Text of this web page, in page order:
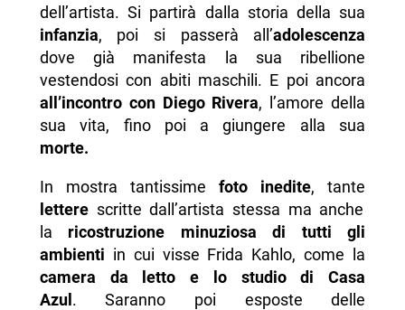
dell’artista. Si partirà dalla storia della sua
infanzia, poi si passerà all’adolescenza
dove già manifesta la sua ribellione
vestendosi con abiti maschili. E poi ancora
all’incontro con Diego Rivera, l’amore della
sua vita, fino poi a giungere alla sua
morte.
In mostra tantissimefoto inedite, tante
letterescritte dall’artista stessa ma anche
la ricostruzione minuziosa di tutti gli
ambienti in cui visse Frida Kahlo, come la
camera da letto e lo studio di Casa
Azul. Saranno poi esposte delle